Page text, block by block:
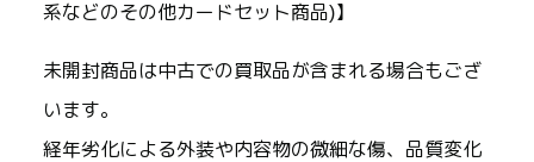
系などのその他カードセット商品)】
未開封商品は中古での買取品が含まれる場合もござ
います。
経年劣化による外装や内容物の微細な傷、品質変化